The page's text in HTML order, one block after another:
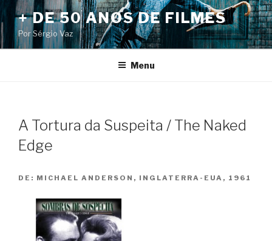
Pular
para
o
conteúdo
+ DE 50 ANOS DE FILMES
Por Sérgio Vaz
Menu
A Tortura da Suspeita / The Naked
Edge
DE: MICHAEL ANDERSON, INGLATERRA-EUA, 1961